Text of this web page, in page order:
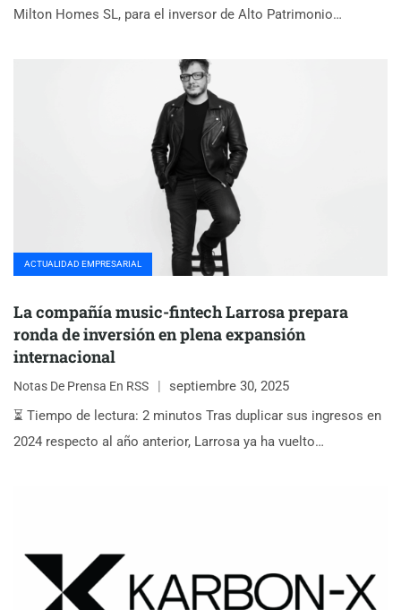
Milton Homes SL, para el inversor de Alto Patrimonio…
ACTUALIDAD EMPRESARIAL
La compañía music-fintech Larrosa prepara
ronda de inversión en plena expansión
internacional
Notas De Prensa En RSS
septiembre 30, 2025
⏳ Tiempo de lectura: 2 minutos Tras duplicar sus ingresos en
2024 respecto al año anterior, Larrosa ya ha vuelto…